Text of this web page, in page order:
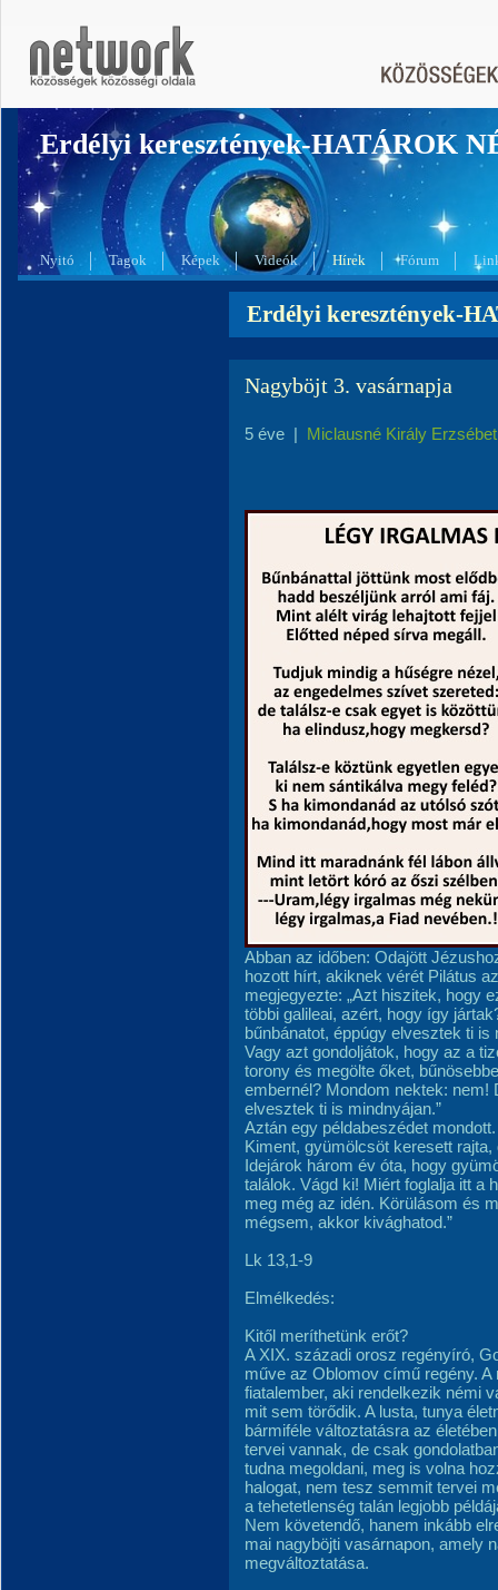
Erdélyi keresztények-HATÁROK
Nyitó Tagok Képek Videók Hírek Fórum
Erdélyi keresztények-
Nagyböjt 3. vasárnapja
5 éve | Miclausné Király Erzsébet
Abban az időben: Odajött
hozott hírt, akiknek vérét Pilátus
megjegyezte: „Azt hiszitek, hogy
többi galileai, azért, hogy így
bűnbánatot, éppúgy elvesztek ti is
Vagy azt gondoljátok, hogy az a
torony és megölte őket,
embernél? Mondom nektek: nem!
elvesztek ti is mindnyájan.”
Aztán egy példabeszédet
Kiment, gyümölcsöt keresett
Idejárok három év óta, hogy
találok. Vágd ki! Miért foglalja itt a
meg még az idén. Körülásom és
mégsem, akkor kivághatod.”
Lk 13,1-9
Elmélkedés:
Kitől meríthetünk erőt?
A XIX. századi orosz regényíró,
műve az Oblomov című regény.
fiatalember, aki rendelkezik némi
mit sem törődik. A lusta, tunya
bármiféle változtatásra az
tervei vannak, de csak
tudna megoldani, meg is volna
halogat, nem tesz semmit tervei
a tehetetlenség talán legjobb
Nem követendő, hanem inkább
mai nagyböjti vasárnapon, amely
megváltoztatása.